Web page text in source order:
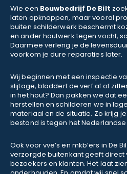
Wie een Bouwbedrijf De Bilt
laten opknappen, maar vooral
buiten schilderwerk beschermt
en ander houtwerk tegen vocht,
Daarmee verleng je de
voorkom je dure reparaties later.
Wij beginnen met een inspectie
slijtage, bladdert de verf af of
in het hout? Dan pakken we dat
herstellen en schilderen we in
materiaal en de situatie. Zo krijg
bestand is tegen het
Ook voor vve’s en mkb’ers in De
verzorgde buitenkant geeft
bezoekers en klanten. Het laat